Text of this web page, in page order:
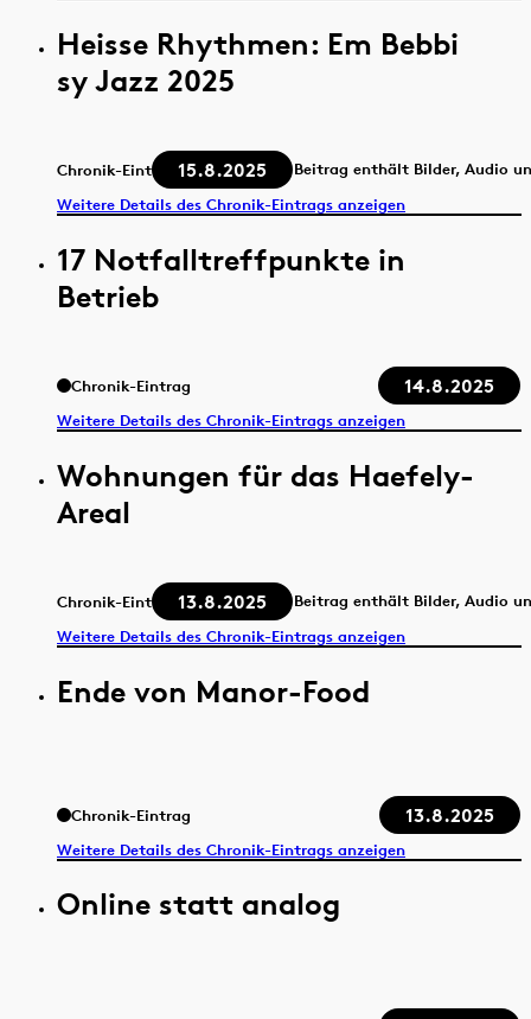
Heisse Rhythmen: Em Bebbi
sy Jazz 2025
Chronik-Eintrag 15.8.2025
Beitrag enthält Bilder, Audio
Weitere Details des Chronik-Eintrags anzeigen
17 Notfalltreffpunkte in
Betrieb
Chronik-Eintrag 14.8.2025
Weitere Details des Chronik-Eintrags anzeigen
Wohnungen für das Haefely-
Areal
Chronik-Eintrag 13.8.2025
Beitrag enthält Bilder, Audio
Weitere Details des Chronik-Eintrags anzeigen
Ende von Manor-Food
Chronik-Eintrag 13.8.2025
Weitere Details des Chronik-Eintrags anzeigen
Online statt analog